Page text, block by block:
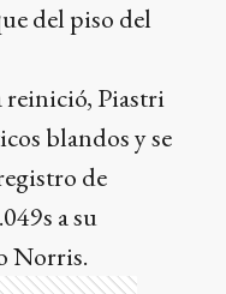
del piso del
reinició, Piastri
blandos y se
de
a su
Norris.